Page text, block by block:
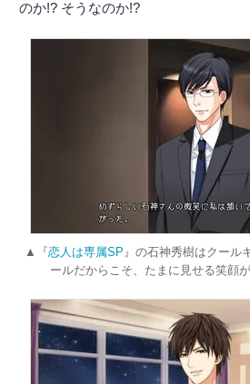
のか!? そうなのか!?
▲『恋人は専属SP 』の石神秀樹はクール
ールだからこそ、たまに見せる笑顔